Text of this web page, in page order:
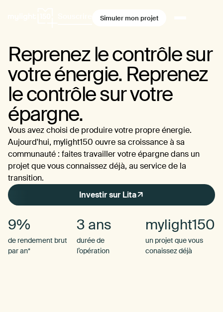
Simuler mon projet
Reprenez le contrôle sur
votre énergie. Reprenez
le contrôle sur votre
épargne.
Vous avez choisi de produire votre propre énergie.
Aujourd'hui, mylight150 ouvre sa croissance à sa
communauté : faites travailler votre épargne dans un
projet que vous connaissez déjà, au service de la
transition.
Investir sur Lita
9%
de rendement brut
par an*
3 ans
durée de
l’opération
mylight150
un projet que vous
conaissez déjà